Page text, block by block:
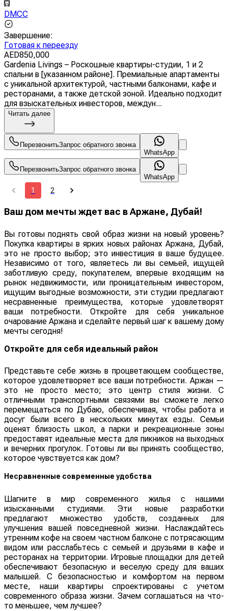
DMCC
Завершение:
Готовая к переезду
AED850,000
Gardenia Livings – Роскошные квартиры-студии, 1 и 2
спальни в [указанном районе]. Премиальные апартаменты
с уникальной архитектурой, частными балконами, кафе и
ресторанами, а также детской зоной. Идеально подходит
для взыскательных инвесторов, междун...
Читать далее
ПерезвонитьЗапрос обратного звонка
WhatsApp
ПерезвонитьЗапрос обратного звонка
WhatsApp
1 2
Ваш дом мечты ждет вас в Аржане, Дубай!
Вы готовы поднять свой образ жизни на новый уровень?
Покупка квартиры в ярких новых районах Аржана, Дубай,
это не просто выбор; это инвестиция в ваше будущее.
Независимо от того, являетесь ли вы семьей, ищущей
заботливую среду, покупателем, впервые входящим на
рынок недвижимости, или проницательным инвестором,
ищущим выгодные возможности, эти студии предлагают
несравненные преимущества, которые удовлетворят
ваши потребности. Откройте для себя уникальное
очарование Аржана и сделайте первый шаг к вашему дому
мечты сегодня!
Откройте для себя идеальный район
Представьте себе жизнь в процветающем сообществе,
которое удовлетворяет все ваши потребности. Аржан —
это не просто место; это центр стиля жизни. С
отличными транспортными связями вы сможете легко
перемещаться по Дубаю, обеспечивая, чтобы работа и
досуг были всего в нескольких минутах езды. Семьи
оценят близость школ, а парки и рекреационные зоны
предоставят идеальные места для пикников на выходных
и вечерних прогулок. Готовы ли вы принять сообщество,
которое чувствуется как дом?
Несравненные современные удобства
Шагните в мир современного жилья с нашими
изысканными студиями. Эти новые разработки
предлагают множество удобств, созданных для
улучшения вашей повседневной жизни. Наслаждайтесь
утренним кофе на своем частном балконе с потрясающим
видом или расслабьтесь с семьей и друзьями в кафе и
ресторанах на территории. Игровые площадки для детей
обеспечивают безопасную и веселую среду для ваших
малышей. С безопасностью и комфортом на первом
месте, наши квартиры спроектированы с учетом
современного образа жизни. Зачем соглашаться на что-
то меньшее, чем лучшее?